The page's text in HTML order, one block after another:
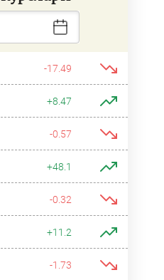
-17.49
+8.47
-0.57
+48.1
-0.32
+11.2
-1.73